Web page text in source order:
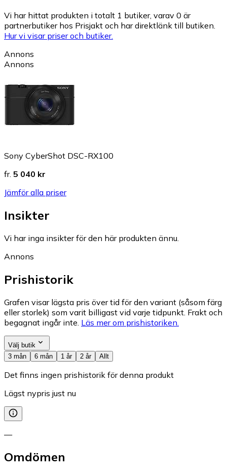
Vi har hittat produkten i totalt 1 butiker, varav 0 är
partnerbutiker hos Prisjakt och har direktlänk till butiken.
Hur vi visar priser och butiker.
Annons
Annons
Sony CyberShot DSC-RX100
fr. 5 040 kr
Jämför alla priser
Insikter
Vi har inga insikter för den här produkten ännu.
Annons
Prishistorik
Grafen visar lägsta pris över tid för den variant (såsom färg
eller storlek) som varit billigast vid varje tidpunkt. Frakt och
begagnat ingår inte. Läs mer om prishistoriken.
Välj butik
3 mån
6 mån 1 år 2 år Allt
Det finns ingen prishistorik för denna produkt
Lägst nypris just nu
—
Omdömen